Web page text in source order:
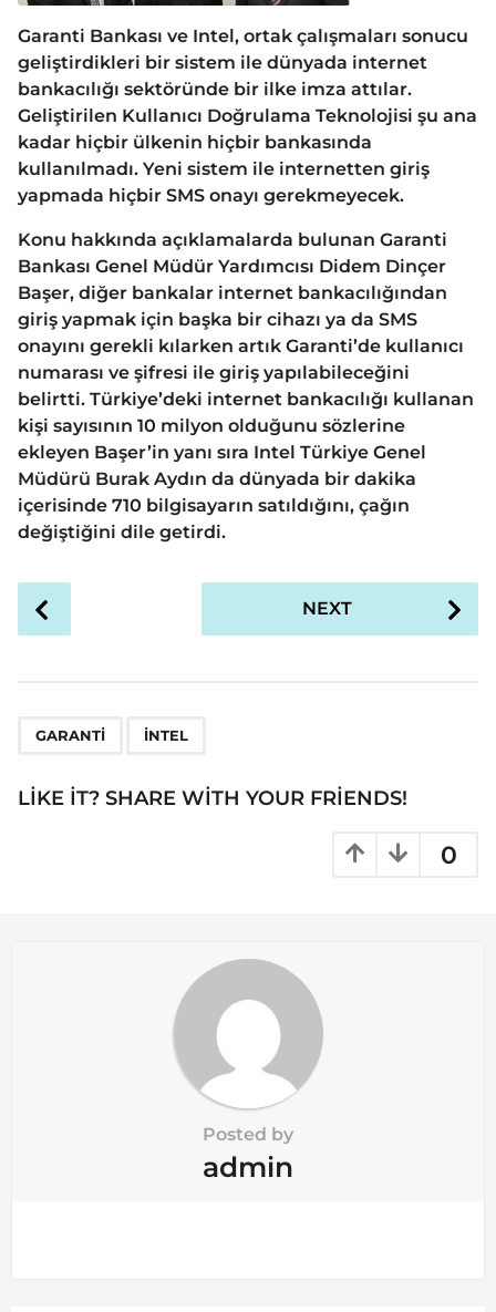
Garanti Bankası ve Intel, ortak çalışmaları sonucu
geliştirdikleri bir sistem ile dünyada internet
bankacılığı sektöründe bir ilke imza attılar.
Geliştirilen Kullanıcı Doğrulama Teknolojisi şu ana
kadar hiçbir ülkenin hiçbir bankasında
kullanılmadı. Yeni sistem ile internetten giriş
yapmada hiçbir SMS onayı gerekmeyecek.
Konu hakkında açıklamalarda bulunan Garanti
Bankası Genel Müdür Yardımcısı Didem Dinçer
Başer, diğer bankalar internet bankacılığından
giriş yapmak için başka bir cihazı ya da SMS
onayını gerekli kılarken artık Garanti’de kullanıcı
numarası ve şifresi ile giriş yapılabileceğini
belirtti. Türkiye’deki internet bankacılığı kullanan
kişi sayısının 10 milyon olduğunu sözlerine
ekleyen Başer’in yanı sıra Intel Türkiye Genel
Müdürü Burak Aydın da dünyada bir dakika
içerisinde 710 bilgisayarın satıldığını, çağın
değiştiğini dile getirdi.
i
NEXT
GARANTI INTEL
LIKE IT? SHARE WITH YOUR FRIENDS!
0
Posted by
admin